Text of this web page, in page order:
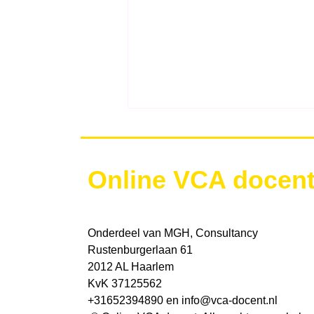
LMRA
Online VCA
Onderdeel van MGH, Consultancy
Rustenburgerlaan 61
2012 AL Haarlem
KvK 37125562
+31652394890 en info@vca-docent.nl